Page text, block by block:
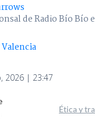
de Radio Bío Bío
Valencia
2026 | 23:47
Ética y